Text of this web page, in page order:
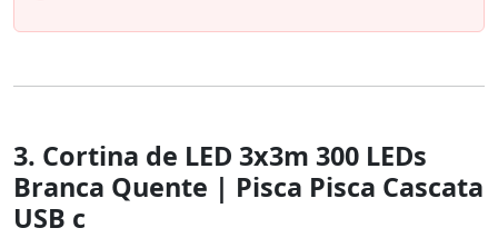
3. Cortina de LED 3x3m 300 LEDs
Branca Quente | Pisca Pisca Cascata
USB c